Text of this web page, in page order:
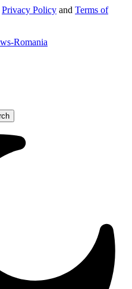
Privacy Policy and Terms of